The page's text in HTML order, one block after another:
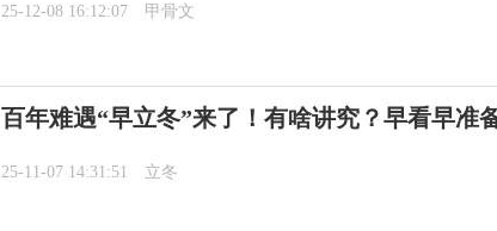
25-12-08 16:12:07 甲骨文
百年难遇“早立冬”来了！有啥讲究？早看早准
25-11-07 14:31:51 立冬